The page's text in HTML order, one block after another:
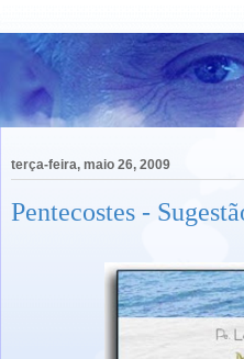
terça-feira, maio 26, 2009
Pentecostes -